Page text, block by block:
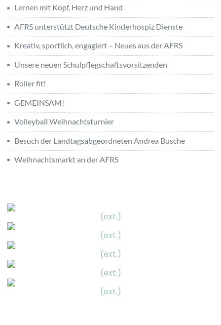
Lernen mit Kopf, Herz und Hand
AFRS unterstützt Deutsche Kinderhospiz Dienste
Kreativ, sportlich, engagiert – Neues aus der AFRS
Unsere neuen Schulpflegschaftsvorsitzenden
Roller fit!
GEMEINSAM!
Volleyball Weihnachtsturnier
Besuch der Landtagsabgeordneten Andrea Busche
Weihnachtsmarkt an der AFRS